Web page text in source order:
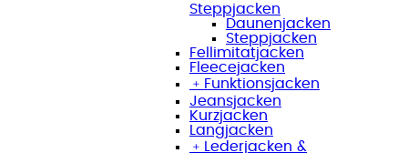
Steppjacken
Daunenjacken
Steppjacken
Fellimitatjacken
Fleecejacken
﹢ Funktionsjacken
Jeansjacken
Kurzjacken
Langjacken
﹢
Lederjacken &